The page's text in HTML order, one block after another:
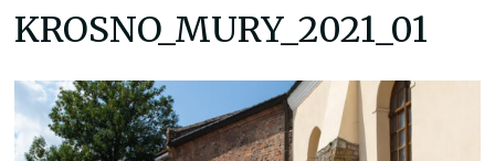
KROSNO_MURY_2021_01